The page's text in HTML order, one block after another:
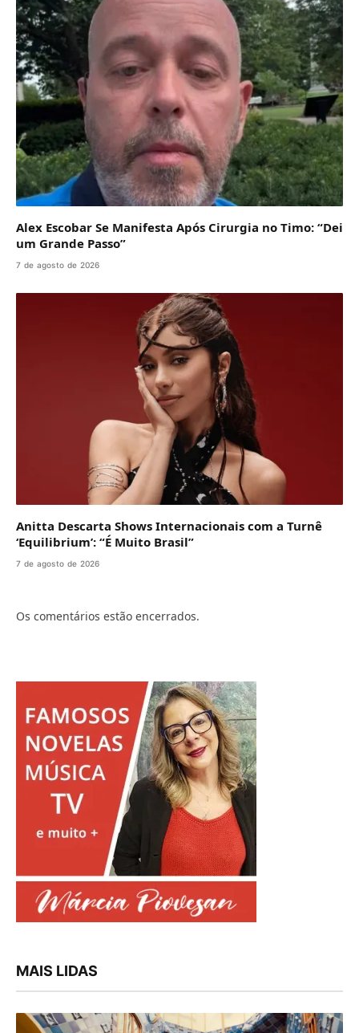
Alex Escobar Se Manifesta Após Cirurgia no Timo: “Dei
um Grande Passo”
7 de agosto de 2026
Anitta Descarta Shows Internacionais com a Turnê
‘Equilibrium’: “É Muito Brasil”
7 de agosto de 2026
Os comentários estão encerrados.
MAIS LIDAS